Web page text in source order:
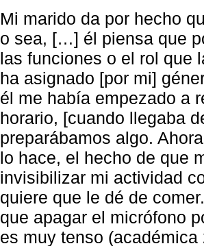
Mi marido da por hecho
o sea, […] él piensa que
las funciones o el rol que
ha asignado [por mi]
él me había empezado a
horario, [cuando llegaba
preparábamos algo.
lo hace, el hecho de que
invisibilizar mi actividad
quiere que le dé de
que apagar el micrófono
es muy tenso